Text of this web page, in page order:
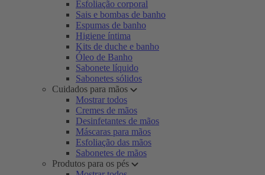
Esfoliação corporal
Sais e bombas de banho
Espumas de banho
Higiene íntima
Kits de duche e banho
Óleo de Banho
Sabonete líquido
Sabonetes sólidos
Cuidados para mãos
Mostrar todos
Cremes de mãos
Desinfetantes de mãos
Máscaras para mãos
Esfoliação das mãos
Sabonetes de mãos
Produtos para os pés